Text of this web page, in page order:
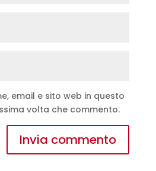
email e sito web in questo
volta che commento.